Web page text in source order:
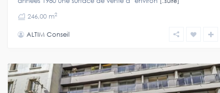
246,00 m2
ALTIM Conseil